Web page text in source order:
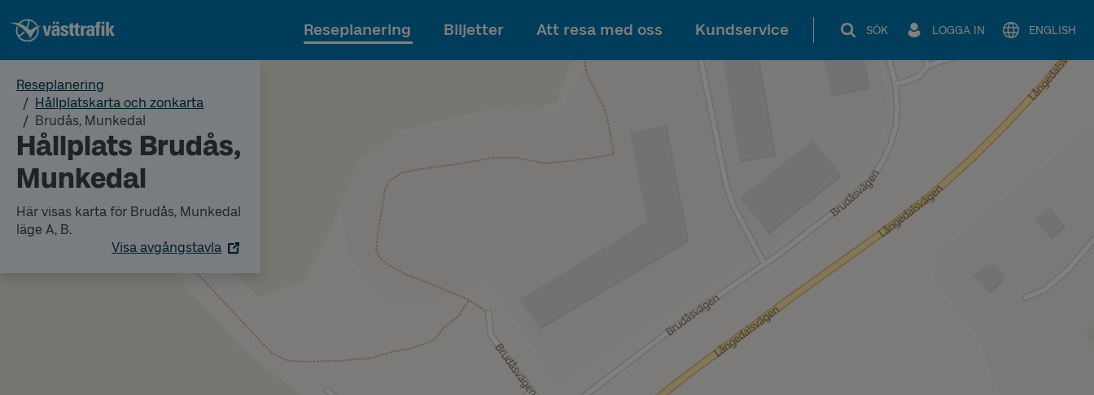
Till innehållet
Reseplanering Biljetter Att resa med oss Kundservice SÖK LOGGA IN ENGLISH
Reseplanering
Hållplatskarta och zonkarta
Brudås, Munkedal
Hållplats Brudås,
Munkedal
Här visas karta för Brudås, Munkedal
läge A, B.
Visa avgångstavla